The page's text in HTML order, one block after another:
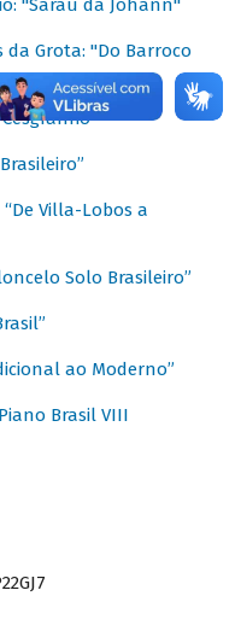
"Sarau da Johann"
da Grota: "Do Barroco
Villa-Lobos a
Solo Brasileiro”
ao Moderno”
Brasil VIII